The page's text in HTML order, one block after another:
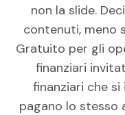
non la slide.
contenuti, meno
Gratuito per gli
finanziari
finanziari che
pagano lo stesso